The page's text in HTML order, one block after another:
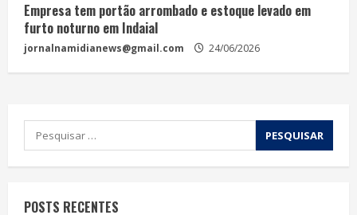
Empresa tem portão arrombado e estoque levado em
furto noturno em Indaial
jornalnamidianews@gmail.com 24/06/2026
POSTS RECENTES